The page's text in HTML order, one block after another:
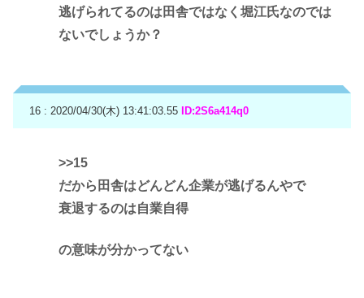
逃げられてるのは田舎ではなく堀江氏なのでは
ないでしょうか？
16 : 2020/04/30(木) 13:41:03.55 ID:2S6a414q0
>>15
だから田舎はどんどん企業が逃げるんやで
衰退するのは自業自得
の意味が分かってない